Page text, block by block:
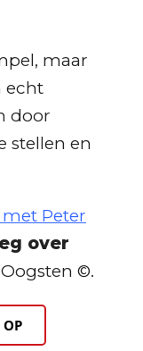
maar
echt
door
stellen en
Peter
over
©.
OP